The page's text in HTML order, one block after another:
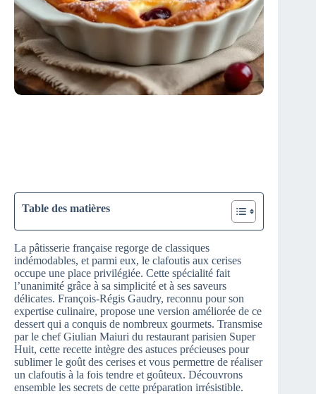
Table des matières
La pâtisserie française regorge de classiques
indémodables, et parmi eux, le clafoutis aux cerises
occupe une place privilégiée. Cette spécialité fait
l’unanimité grâce à sa simplicité et à ses saveurs
délicates. François-Régis Gaudry, reconnu pour son
expertise culinaire, propose une version améliorée de ce
dessert qui a conquis de nombreux gourmets. Transmise
par le chef Giulian Maiuri du restaurant parisien Super
Huit, cette recette intègre des astuces précieuses pour
sublimer le goût des cerises et vous permettre de réaliser
un clafoutis à la fois tendre et goûteux. Découvrons
ensemble les secrets de cette préparation irrésistible.